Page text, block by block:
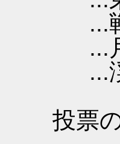
...戦
...月
...渓
投票